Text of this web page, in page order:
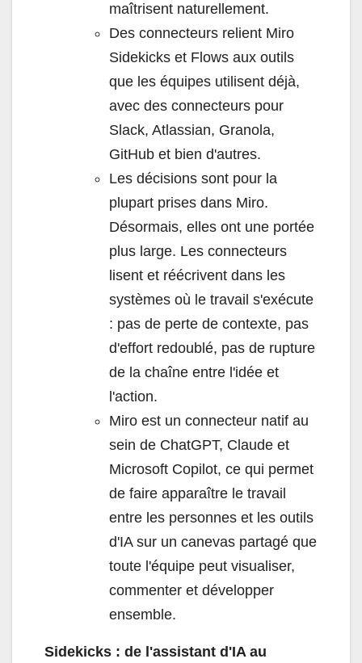
maîtrisent naturellement.
Des connecteurs relient Miro
Sidekicks et Flows aux outils
que les équipes utilisent déjà,
avec des connecteurs pour
Slack, Atlassian, Granola,
GitHub et bien d'autres.
Les décisions sont pour la
plupart prises dans Miro.
Désormais, elles ont une portée
plus large. Les connecteurs
lisent et réécrivent dans les
systèmes où le travail s'exécute
: pas de perte de contexte, pas
d'effort redoublé, pas de rupture
de la chaîne entre l'idée et
l'action.
Miro est un connecteur natif au
sein de ChatGPT, Claude et
Microsoft Copilot, ce qui permet
de faire apparaître le travail
entre les personnes et les outils
d'IA sur un canevas partagé que
toute l'équipe peut visualiser,
commenter et développer
ensemble.
Sidekicks : de l'assistant d'IA au